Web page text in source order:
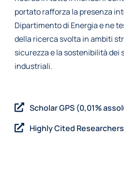
portato rafforza la presenza
Dipartimento di Energia e ne
della ricerca svolta in ambiti
sicurezza e la sostenibilità dei
industriali.
Scholar GPS (0,01%
Highly Cited